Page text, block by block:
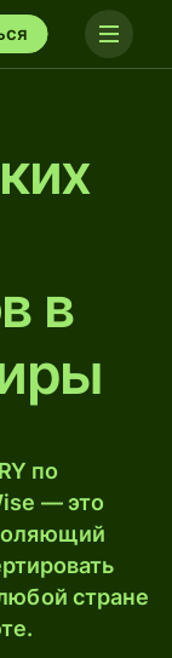
в
по
— это
стране